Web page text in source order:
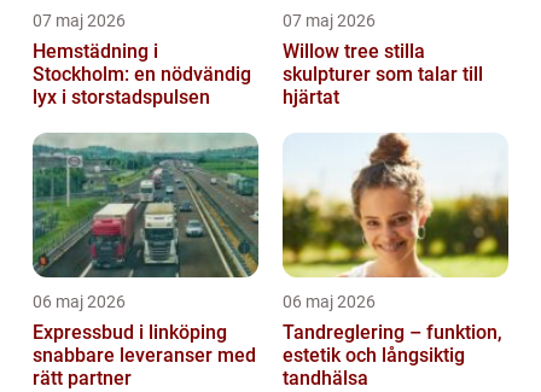
07 maj 2026
Hemstädning i
Stockholm: en nödvändig
lyx i storstadspulsen
07 maj 2026
Willow tree stilla
skulpturer som talar till
hjärtat
06 maj 2026
Expressbud i linköping
snabbare leveranser med
rätt partner
06 maj 2026
Tandreglering – funktion,
estetik och långsiktig
tandhälsa